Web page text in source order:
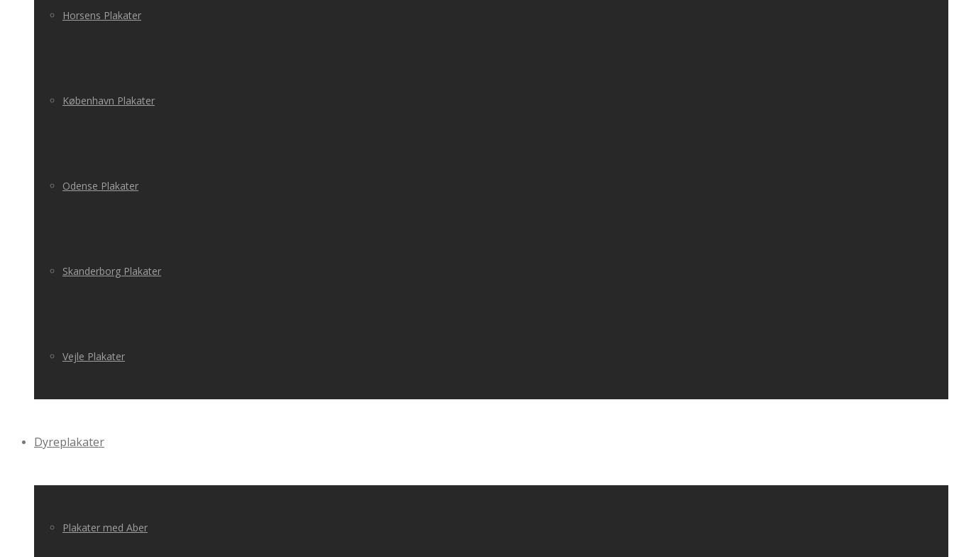
Horsens Plakater
København Plakater
Odense Plakater
Skanderborg Plakater
Vejle Plakater
Dyreplakater
Plakater med Aber